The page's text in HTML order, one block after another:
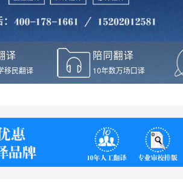
葡萄牙
驾照翻译
疫苗本翻译
新冠疫苗接种证明翻译
核酸检测报告英文版翻
译
译
移民翻译
陪同翻译
10年数万场口译